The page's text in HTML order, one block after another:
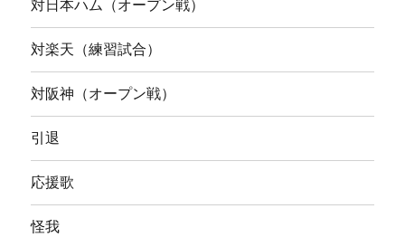
対日本ハム（オープン戦）
対楽天（練習試合）
対阪神（オープン戦）
引退
応援歌
怪我